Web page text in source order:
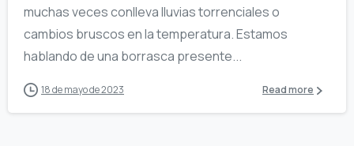
muchas veces conlleva lluvias torrenciales o
cambios bruscos en la temperatura. Estamos
hablando de una borrasca presente...
18 de mayo de 2023 Read more